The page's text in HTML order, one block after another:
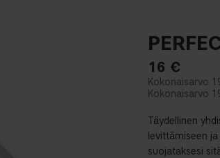
16 €
Täydellinen
levittämiseen
suojataksesi